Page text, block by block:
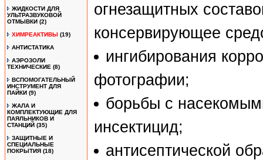
ЖИДКОСТИ ДЛЯ
УЛЬТРАЗВУКОВОЙ
ОТМЫВКИ (2)
ХИМРЕАКТИВЫ (19)
АНТИСТАТИКА
АЭРОЗОЛИ
ТЕХНИЧЕСКИЕ (8)
ВСПОМОГАТЕЛЬНЫЙ
ИНСТРУМЕНТ ДЛЯ
ПАЙКИ (9)
ЖАЛА И
КОМПЛЕКТУЮЩИЕ ДЛЯ
ПАЯЛЬНИКОВ И
СТАНЦИЙ (35)
ЗАЩИТНЫЕ И
СПЕЦИАЛЬНЫЕ
ПОКРЫТИЯ (18)
огнезащитных
консервирующее
ингибирования
фотографии;
борьбы с
инсектицид;
антисептической